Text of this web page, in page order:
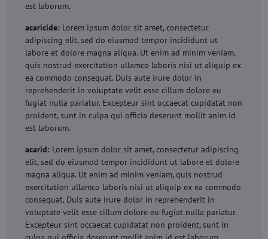
est laborum.
acaricide: Lorem ipsum dolor sit amet, consectetur
adipiscing elit, sed do eiusmod tempor incididunt ut
labore et dolore magna aliqua. Ut enim ad minim veniam,
quis nostrud exercitation ullamco laboris nisi ut aliquip ex
ea commodo consequat. Duis aute irure dolor in
reprehenderit in voluptate velit esse cillum dolore eu
fugiat nulla pariatur. Excepteur sint occaecat cupidatat non
proident, sunt in culpa qui officia deserunt mollit anim id
est laborum.
acarid: Lorem ipsum dolor sit amet, consectetur adipiscing
elit, sed do eiusmod tempor incididunt ut labore et dolore
magna aliqua. Ut enim ad minim veniam, quis nostrud
exercitation ullamco laboris nisi ut aliquip ex ea commodo
consequat. Duis aute irure dolor in reprehenderit in
voluptate velit esse cillum dolore eu fugiat nulla pariatur.
Excepteur sint occaecat cupidatat non proident, sunt in